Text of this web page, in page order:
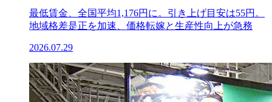
最低賃金、全国平均1,176円に。引き上げ目安は55円。
地域格差是正を加速、価格転嫁と生産性向上が急務
2026.07.29